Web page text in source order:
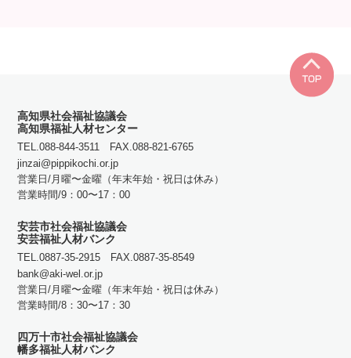
高知県社会福祉協議会
高知県福祉人材センター
TEL.088-844-3511 FAX.088-821-6765
jinzai@pippikochi.or.jp
営業日/月曜〜金曜（年末年始・祝日は休み）
営業時間/9：00〜17：00
安芸市社会福祉協議会
安芸福祉人材バンク
TEL.0887-35-2915 FAX.0887-35-8549
bank@aki-wel.or.jp
営業日/月曜〜金曜（年末年始・祝日は休み）
営業時間/8：30〜17：30
四万十市社会福祉協議会
幡多福祉人材バンク